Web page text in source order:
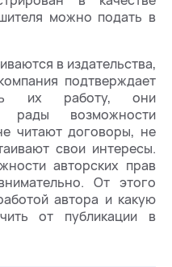
можно подать в
в издательства,
подтверждает
их работу, они
рады возможности
читают договоры, не
свои интересы.
авторских прав
От этого
автора и какую
от публикации в